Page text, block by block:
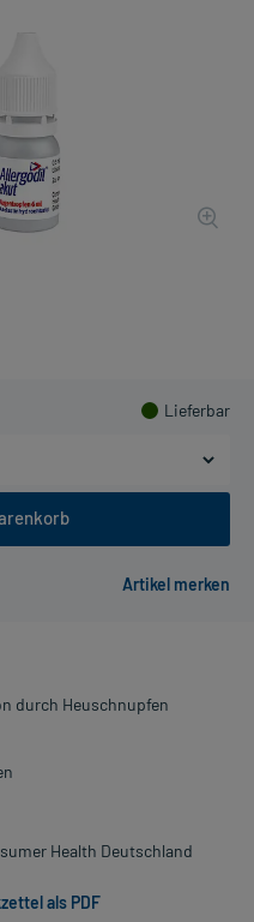
Lieferbar
durch Heuschnupfen
Health Deutschland
als PDF